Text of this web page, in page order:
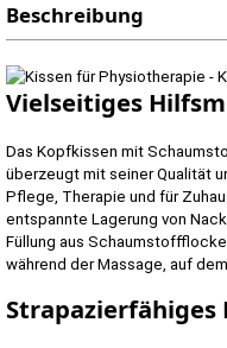
Beschreibung
Vielseitiges
Das Kopfkissen mit
überzeugt mit seiner Qualität
Pflege, Therapie und für
entspannte Lagerung von
Füllung aus
während der Massage, auf
Strapazierfähiges